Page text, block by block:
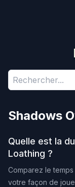
Shadows
Quelle est la
Loathing ?
Comparez le
votre façon de